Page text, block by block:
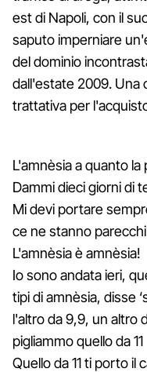
est di Napoli, con il
saputo imperniare
del dominio
dall'estate 2009. Una
trattativa per
L'amnèsia a quanto la
Dammi dieci giorni di
Mi devi portare
ce ne stanno
L'amnèsia è amnèsia!
Io sono andata ieri,
tipi di amnèsia, disse
l'altro da 9,9, un altro
pigliammo quello da 11
Quello da 11 ti porto il